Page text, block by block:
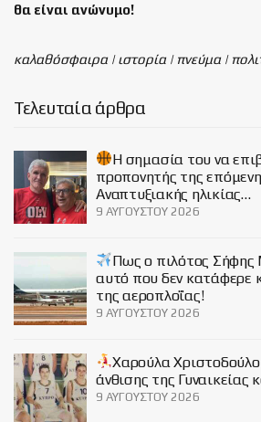
θα είναι ανώνυμο!
καλαθόσφαιρα | ιστορία | πνεύμα |
Τελευταία άρθρα
H σημασία του να
προπονητής της
Αναπτυξιακής ηλικίας…
9 ΑΥΓΟΎΣΤΟΥ 2026
Πως ο πιλότος Σήφης
αυτό που δεν κατάφερε
της αεροπλοΐας!
9 ΑΥΓΟΎΣΤΟΥ 2026
Χαρούλα
άνθισης της
9 ΑΥΓΟΎΣΤΟΥ 2026